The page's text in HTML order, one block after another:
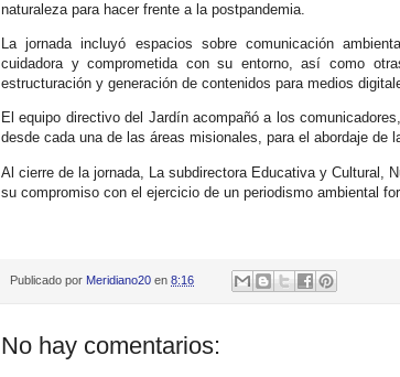
naturaleza para hacer frente a la postpandemia.
La jornada incluyó espacios sobre comunicación
cuidadora y comprometida con su entorno, así como
estructuración y generación de contenidos para medios
El equipo directivo del Jardín acompañó a los
desde cada una de las áreas misionales, para el abordaje de
Al cierre de la jornada, La subdirectora Educativa y Cultural,
su compromiso con el ejercicio de un periodismo ambiental
Publicado por Meridiano20 en 8:16
No hay comentarios: